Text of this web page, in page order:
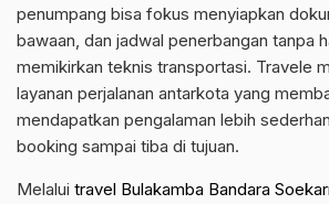
penumpang bisa fokus menyiapkan
bawaan, dan jadwal penerbangan tanpa
memikirkan teknis transportasi. Travele
layanan perjalanan antarkota yang
mendapatkan pengalaman lebih
booking sampai tiba di tujuan.
Melalui travel Bulakamba Bandara